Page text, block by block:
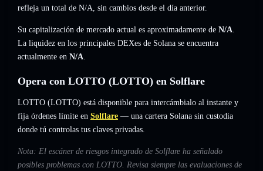
refleja un total de N/A, sin cambios desde el día anterior.
Su capitalización de mercado actual es aproximadamente de N/A.
La liquidez en los principales DEXes de Solana se encuentra
actualmente en N/A.
Opera con LOTTO (LOTTO) en Solflare
LOTTO (LOTTO) está disponible para intercámbialo al instante y
fija órdenes límite en Solflare — una cartera Solana sin custodia
donde tú controlas tus claves privadas.
Nota: El escáner de riesgos integrado de Solflare ha señalado
posibles problemas con LOTTO. Revisa siempre las evaluaciones de